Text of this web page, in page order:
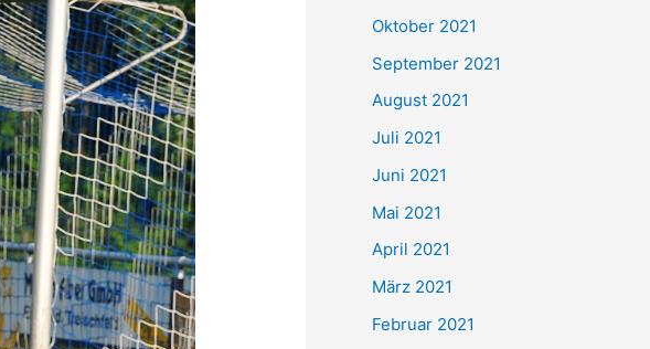
e
n
h
:
Oktober 2021
September 2021
August 2021
Juli 2021
Juni 2021
Mai 2021
April 2021
März 2021
Februar 2021